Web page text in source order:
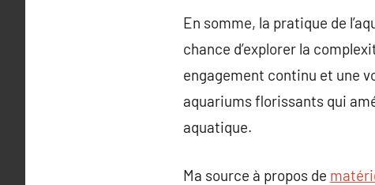
En somme, la pratique de
chance d’explorer la
engagement continu et une
aquariums florissants qui
aquatique.
Ma source à propos de